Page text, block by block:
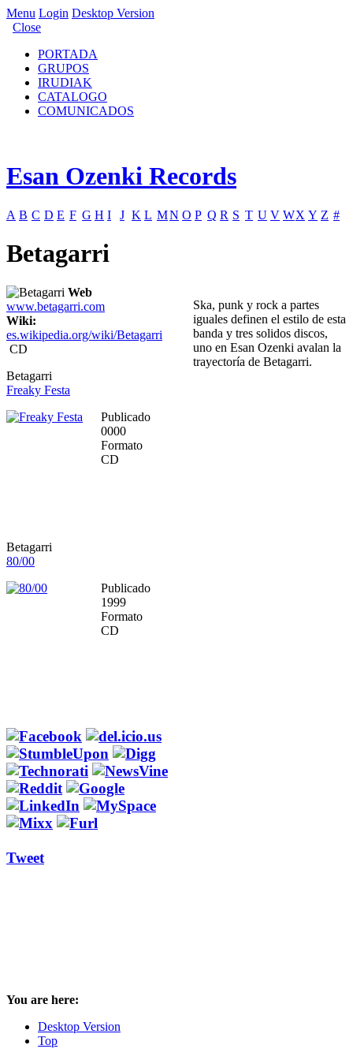
Menu Login Desktop Version
Close
PORTADA
GRUPOS
IRUDIAK
CATALOGO
COMUNICADOS
Esan Ozenki Records
A B C D E F G H I J K L MN O P Q R S T U V WX Y Z #
Betagarri
Web
www.betagarri.com
Wiki:
es.wikipedia.org/wiki/Betagarri
CD
Betagarri
Freaky Festa
Publicado
0000
Formato
CD
Betagarri
80/00
Publicado
1999
Formato
CD
Tweet
Ska, punk y rock a partes
iguales definen el estilo de esta
banda y tres solidos discos,
uno en Esan Ozenki avalan la
trayectoría de Betagarri.
You are here:
Desktop Version
Top